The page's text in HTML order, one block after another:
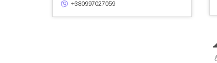
+380997027059